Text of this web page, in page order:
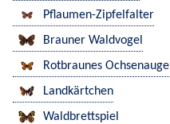
Pflaumen-Zipfelfalter
Brauner Waldvogel
Rotbraunes Ochsenauge
Landkärtchen
Waldbrettspiel